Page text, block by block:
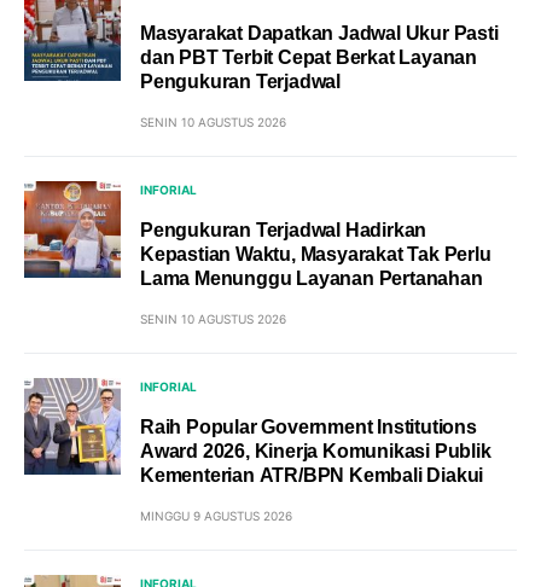
Masyarakat Dapatkan Jadwal Ukur Pasti
dan PBT Terbit Cepat Berkat Layanan
Pengukuran Terjadwal
SENIN 10 AGUSTUS 2026
INFORIAL
Pengukuran Terjadwal Hadirkan
Kepastian Waktu, Masyarakat Tak Perlu
Lama Menunggu Layanan Pertanahan
SENIN 10 AGUSTUS 2026
INFORIAL
Raih Popular Government Institutions
Award 2026, Kinerja Komunikasi Publik
Kementerian ATR/BPN Kembali Diakui
MINGGU 9 AGUSTUS 2026
INFORIAL